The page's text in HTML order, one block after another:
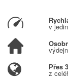
v
Přes
z